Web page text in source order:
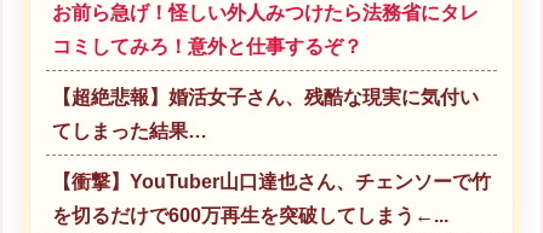
お前ら急げ！怪しい外人みつけたら法務省にタレ
コミしてみろ！意外と仕事するぞ？
【超絶悲報】婚活女子さん、残酷な現実に気付い
てしまった結果…
【衝撃】YouTuber山口達也さん、チェンソーで竹
を切るだけで600万再生を突破してしまう←...